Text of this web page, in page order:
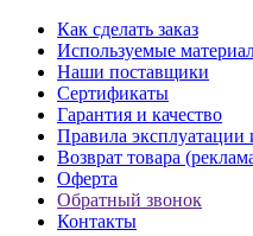
Как сделать заказ
Используемые
Наши поставщики
Сертификаты
Гарантия и качество
Правила эксплуатации
Возврат товара
Оферта
Обратный звонок
Контакты